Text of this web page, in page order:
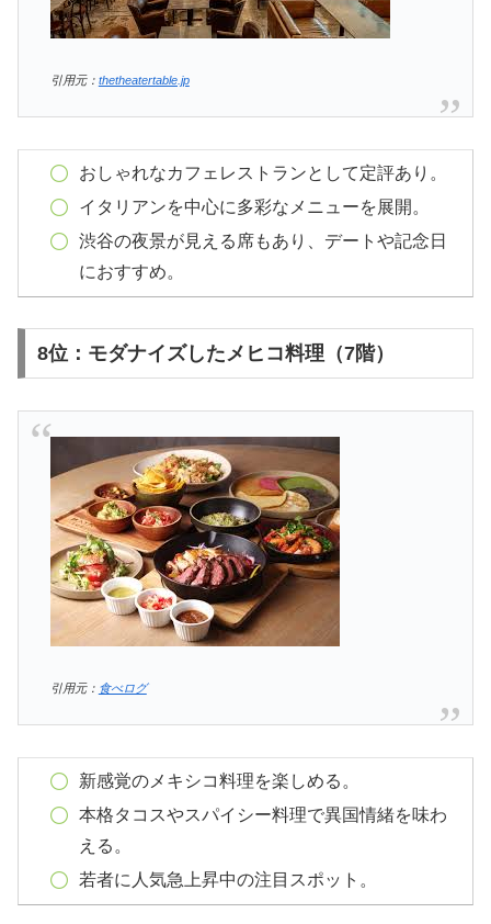
引用元： thetheatertable.jp
おしゃれなカフェレストランとして定評あり。
イタリアンを中心に多彩なメニューを展開。
渋谷の夜景が見える席もあり、デートや記念日
におすすめ。
8位：モダナイズしたメヒコ料理（7階）
引用元： 食べログ
新感覚のメキシコ料理を楽しめる。
本格タコスやスパイシー料理で異国情緒を味わ
える。
若者に人気急上昇中の注目スポット。